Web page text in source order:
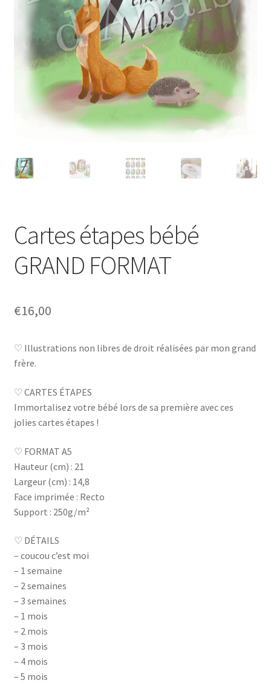
Cartes étapes bébé
GRAND FORMAT
€16,00
♡ Illustrations non libres de droit réalisées par mon grand
frère.
♡ CARTES ÉTAPES
Immortalisez votre bébé lors de sa première avec ces
jolies cartes étapes !
♡ FORMAT A5
Hauteur (cm) : 21
Largeur (cm) : 14,8
Face imprimée : Recto
Support : 250g/m²
♡ DÉTAILS
– coucou c’est moi
– 1 semaine
– 2 semaines
– 3 semaines
– 1 mois
– 2 mois
– 3 mois
– 4 mois
– 5 mois